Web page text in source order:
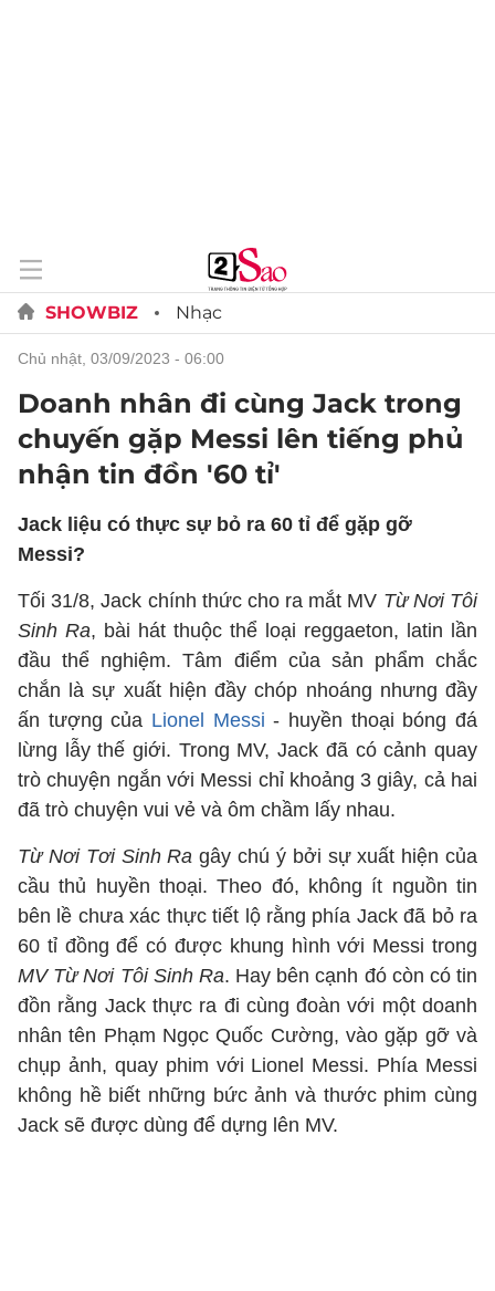
SHOWBIZ Nhạc
chủ nhật, 03/09/2023 - 06:00
Doanh nhân đi cùng Jack trong
chuyến gặp Messi lên tiếng phủ
nhận tin đồn '60 tỉ'
Jack liệu có thực sự bỏ ra 60 tỉ để gặp gỡ
Messi?
Tối 31/8, Jack chính thức cho ra mắt MV Từ Nơi Tôi
Sinh Ra, bài hát thuộc thể loại reggaeton, latin lần
đầu thể nghiệm. Tâm điểm của sản phẩm chắc
chắn là sự xuất hiện đầy chóp nhoáng nhưng đầy
ấn tượng của Lionel Messi - huyền thoại bóng đá
lừng lẫy thế giới. Trong MV, Jack đã có cảnh quay
trò chuyện ngắn với Messi chỉ khoảng 3 giây, cả hai
đã trò chuyện vui vẻ và ôm chầm lấy nhau.
Từ Nơi Tơi Sinh Ra gây chú ý bởi sự xuất hiện của
cầu thủ huyền thoại. Theo đó, không ít nguồn tin
bên lề chưa xác thực tiết lộ rằng phía Jack đã bỏ ra
60 tỉ đồng để có được khung hình với Messi trong
MV Từ Nơi Tôi Sinh Ra. Hay bên cạnh đó còn có tin
đồn rằng Jack thực ra đi cùng đoàn với một doanh
nhân tên Phạm Ngọc Quốc Cường, vào gặp gỡ và
chụp ảnh, quay phim với Lionel Messi. Phía Messi
không hề biết những bức ảnh và thước phim cùng
Jack sẽ được dùng để dựng lên MV.